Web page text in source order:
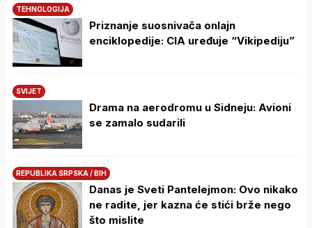
TEHNOLOGIJA
Priznanje suosnivača onlajn
enciklopedije: CIA uređuje “Vikipediju”
SVIJET
Drama na aerodromu u Sidneju: Avioni
se zamalo sudarili
REPUBLIKA SRPSKA / BIH
Danas je Sveti Pantelejmon: Ovo nikako
ne radite, jer kazna će stići brže nego
što mislite